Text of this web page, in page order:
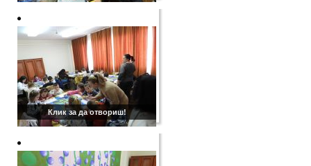
Клик за да отвориш!